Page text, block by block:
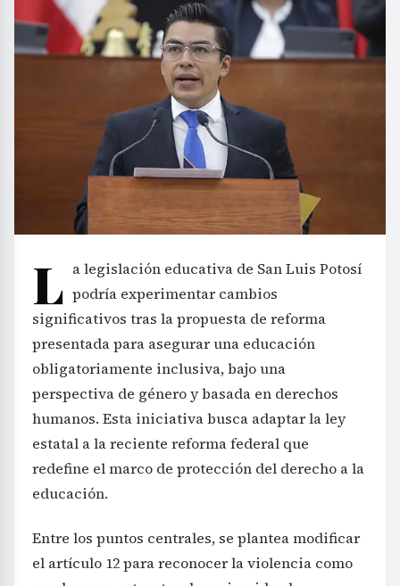
L a legislación educativa de San Luis Potosí
podría experimentar cambios
significativos tras la propuesta de reforma
presentada para asegurar una educación
obligatoriamente inclusiva, bajo una
perspectiva de género y basada en derechos
humanos. Esta iniciativa busca adaptar la ley
estatal a la reciente reforma federal que
redefine el marco de protección del derecho a la
educación.
Entre los puntos centrales, se plantea modificar
el artículo 12 para reconocer la violencia como